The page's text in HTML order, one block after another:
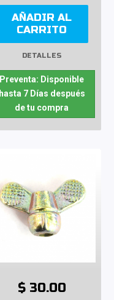
AÑADIR AL
CARRITO
DETALLES
Preventa: Disponible
hasta 7 Días después
de tu compra
$ 30.00